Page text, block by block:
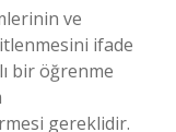
ve
ifade
bir öğrenme
gereklidir.